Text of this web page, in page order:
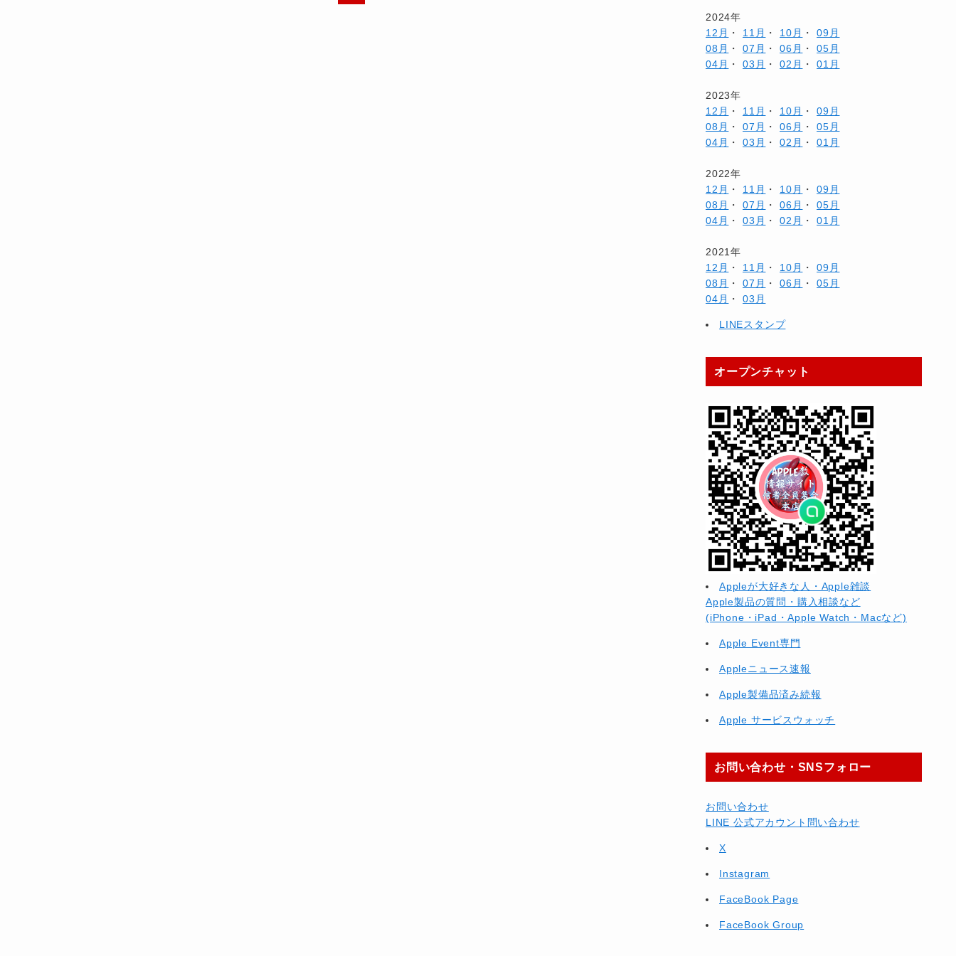
2024年
12月 ・ 11月 ・ 10月 ・09月
08月 ・07月 ・06月 ・05月
04月 ・03月 ・02月 ・01月
2023年
12月 ・ 11月 ・ 10月 ・09月
08月 ・07月 ・06月 ・05月
04月 ・03月 ・02月 ・01月
2022年
12月 ・ 11月 ・ 10月 ・09月
08月 ・07月 ・06月 ・05月
04月 ・03月 ・02月 ・01月
2021年
12月 ・ 11月 ・ 10月 ・09月
08月 ・07月 ・06月 ・05月
04月 ・03月
LINEスタンプ
オープンチャット
Appleが大好きな人・Apple雑談
Apple製品の質問・購入相談など
(iPhone・iPad・Apple Watch・Macなど)
Apple Event専門
Appleニュース速報
Apple製備品済み続報
Apple サービスウォッチ
お問い合わせ・SNSフォロー
お問い合わせ
LINE 公式アカウント問い合わせ
X
Instagram
FaceBook Page
FaceBook Group